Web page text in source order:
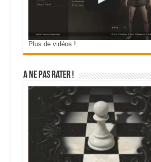
Plus de vidéos !
A ne pas rater !